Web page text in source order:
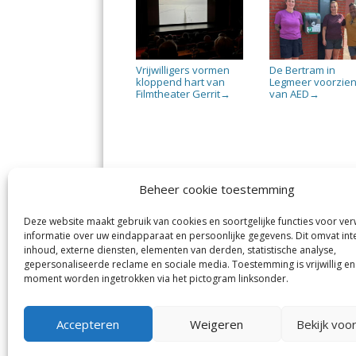
Beheer cookie toestemming
Deze website maakt gebruik van cookies en soortgelijke functies voor
informatie over uw eindapparaat en persoonlijke gegevens. Dit omvat
inhoud, externe diensten, elementen van derden, statistische analyse,
gepersonaliseerde reclame en sociale media. Toestemming is vrijwillig
moment worden ingetrokken via het pictogram linksonder.
Accepteren Weigeren Bekijk
Vrijwilligers vormen
kloppend hart van
Filmtheater Gerrit→
De Bertram in
Legmeer voorzien
van AED →
De Nieuwe Meerbode
Visserstraat 10
1431 GJ Aalsmeer
0297-341900
info@meerbode.nl
en
De